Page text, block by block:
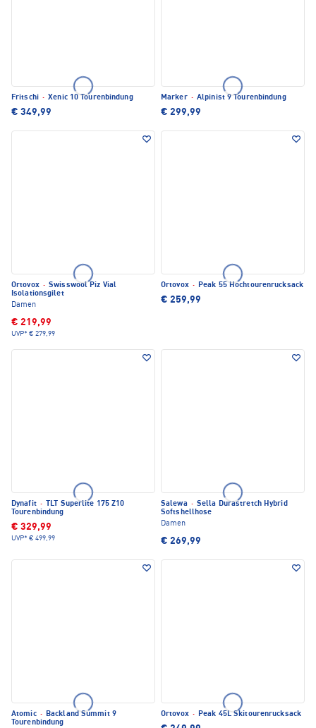
Fritschi · Xenic 10 Tourenbindung
€ 349,99
Marker · Alpinist 9 Tourenbindung
€ 299,99
Ortovox · Swisswool Piz Vial
Isolationsgilet
Damen
€ 219,99
UVP* € 279,99
Ortovox · Peak 55 Hochtourenrucksack
€ 259,99
Dynafit ·
TLT Superlite 175 Z10
Tourenbindung
€ 329,99
UVP* € 499,99
Salewa · Sella Durastretch Hybrid
Softshellhose
Damen
€ 269,99
Atomic · Backland Summit 9
Tourenbindung
Ortovox · Peak 45L Skitourenrucksack